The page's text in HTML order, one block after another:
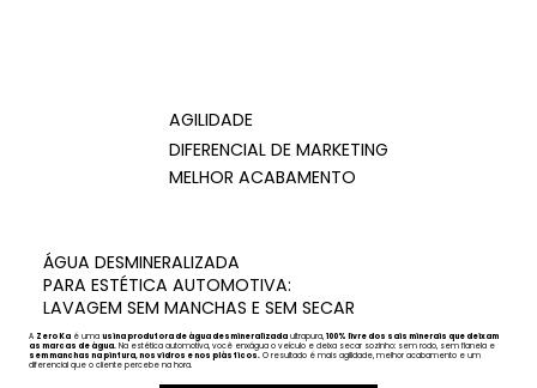
AGILIDADE
DIFERENCIAL DE MARKETING
MELHOR ACABAMENTO
ÁGUA DESMINERALIZADA
PARA ESTÉTICA AUTOMOTIVA:
LAVAGEM SEM MANCHAS E SEM SECAR
A Zero Kaé uma usina produtora de água desmineralizadaultrapura, 100% livre dos sais minerais que deixam
as marcas de água.Na estética automotiva, você enxágua o veículo e deixa secar sozinho: sem rodo, sem flanela e
sem manchas na pintura, nos vidros e nos plásticos.O resultado é mais agilidade, melhor acabamento e um
diferencial que o cliente percebe na hora.